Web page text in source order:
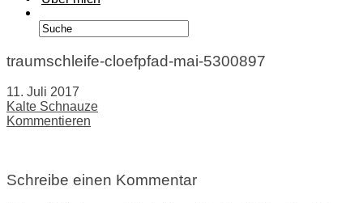
traumschleife-cloefpfad-mai-5300897
11. Juli 2017
Kalte Schnauze
Kommentieren
Schreibe einen Kommentar